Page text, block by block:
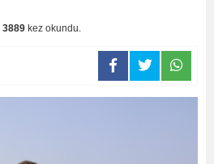
3889 kez okundu.